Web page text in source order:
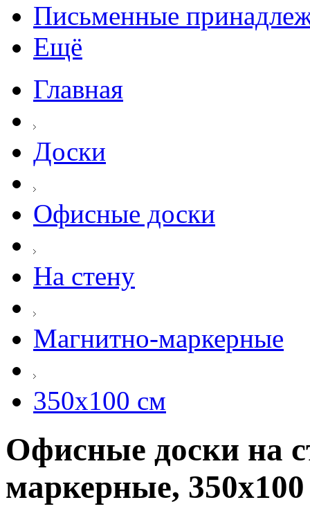
Письменные
Ещё
Главная
Доски
Офисные доски
На стену
Магнитно-маркерные
350х100 см
Офисные доски на
маркерные,